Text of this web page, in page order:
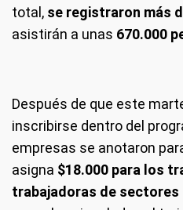
total, se registraron más
asistirán a unas 670.000
Después de que este
inscribirse dentro del
empresas se anotaron
asigna $18.000 para los
trabajadoras de